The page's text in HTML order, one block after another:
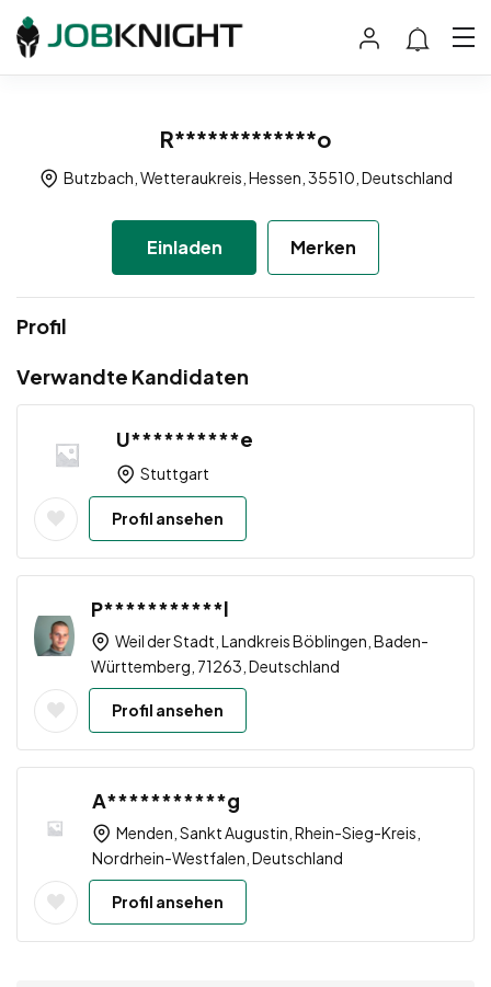
R*************o
Butzbach, Wetteraukreis, Hessen, 35510, Deutschland
Einladen Merken
Profil
Verwandte Kandidaten
U**********e
Stuttgart
Profil ansehen
P***********l
Weil der Stadt, Landkreis Böblingen, Baden-
Württemberg, 71263, Deutschland
Profil ansehen
A***********g
Menden, Sankt Augustin, Rhein-Sieg-Kreis,
Nordrhein-Westfalen, Deutschland
Profil ansehen